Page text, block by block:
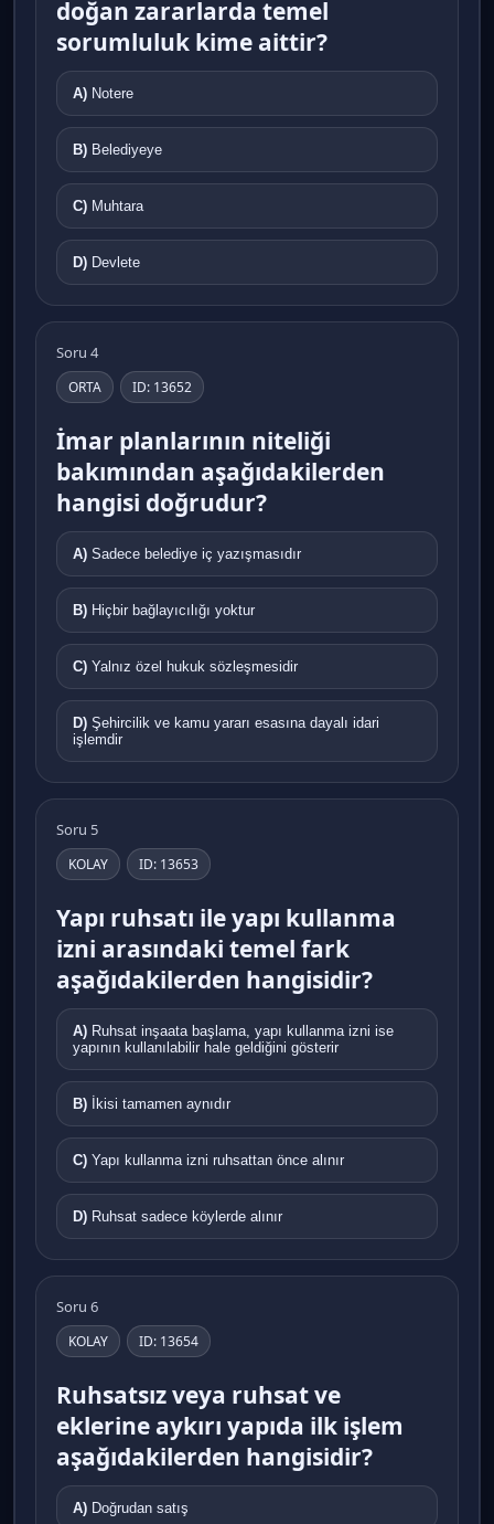
doğan zararlarda temel
sorumluluk kime aittir?
A) Notere
B) Belediyeye
C) Muhtara
D) Devlete
Soru 4
ORTA ID: 13652
İmar planlarının niteliği
bakımından aşağıdakilerden
hangisi doğrudur?
A) Sadece belediye iç yazışmasıdır
B) Hiçbir bağlayıcılığı yoktur
C) Yalnız özel hukuk sözleşmesidir
D)
işlemdir
Soru 5
KOLAY ID: 13653
Yapı ruhsatı ile yapı kullanma
izni arasındaki temel fark
aşağıdakilerden hangisidir?
A)
yapının kullanılabilir hale geldiğini gösterir
B) İkisi tamamen aynıdır
C) Yapı kullanma izni ruhsattan önce alınır
D) Ruhsat sadece köylerde alınır
Soru 6
KOLAY ID: 13654
Ruhsatsız veya ruhsat ve
eklerine aykırı yapıda ilk işlem
aşağıdakilerden hangisidir?
A) Doğrudan satış